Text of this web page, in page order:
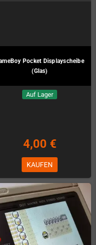
Pocket Displayscheibe
(Glas)
Auf Lager
4,00 €
KAUFEN